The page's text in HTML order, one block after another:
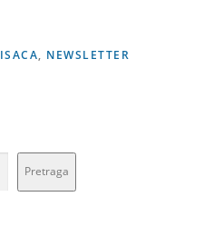
ISACA, NEWSLETTER
Pretraga